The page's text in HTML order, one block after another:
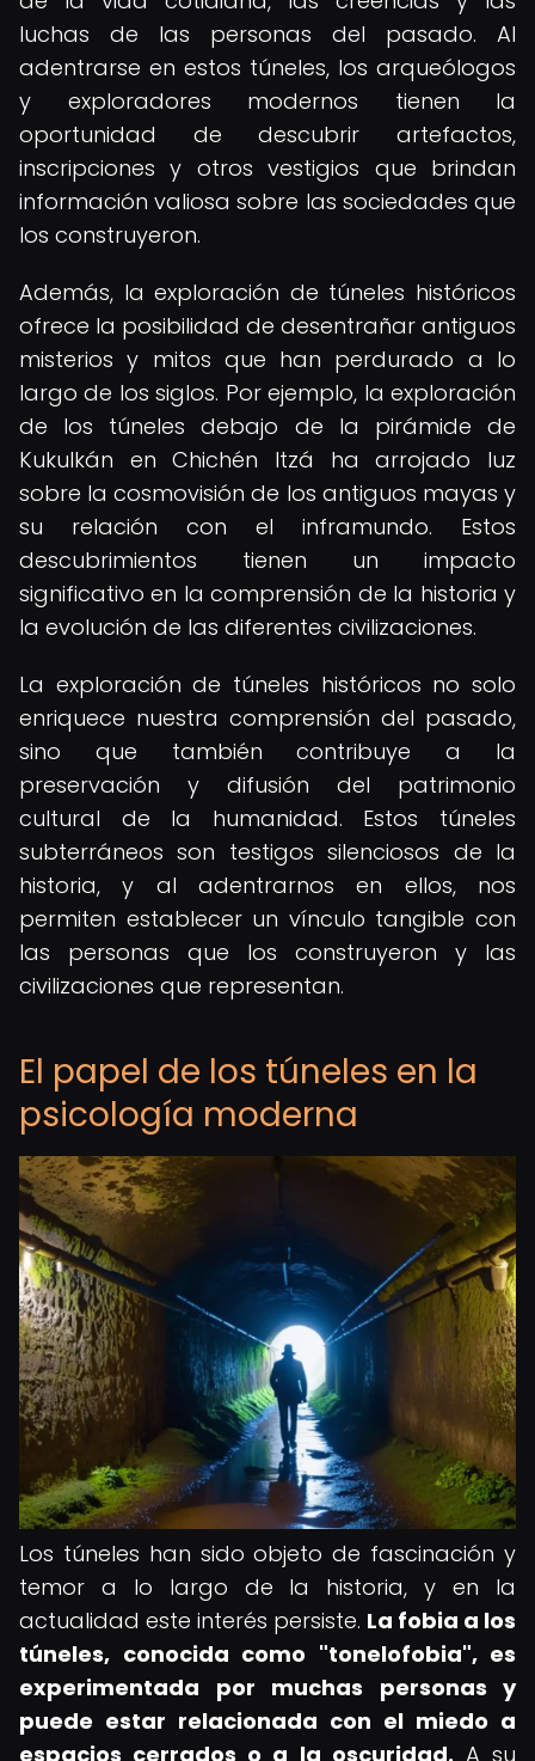
luchas de las personas del pasado. Al
adentrarse en estos túneles, los arqueólogos
y exploradores modernos tienen la
oportunidad de descubrir artefactos,
inscripciones y otros vestigios que brindan
información valiosa sobre las sociedades que
los construyeron.
Además, la exploración de túneles históricos
ofrece la posibilidad de desentrañar antiguos
misterios y mitos que han perdurado a lo
largo de los siglos. Por ejemplo, la exploración
de los túneles debajo de la pirámide de
Kukulkán en Chichén Itzá ha arrojado luz
sobre la cosmovisión de los antiguos mayas y
su relación con el inframundo. Estos
descubrimientos tienen un impacto
significativo en la comprensión de la historia y
la evolución de las diferentes civilizaciones.
La exploración de túneles históricos no solo
enriquece nuestra comprensión del pasado,
sino que también contribuye a la
preservación y difusión del patrimonio
cultural de la humanidad. Estos túneles
subterráneos son testigos silenciosos de la
historia, y al adentrarnos en ellos, nos
permiten establecer un vínculo tangible con
las personas que los construyeron y las
civilizaciones que representan.
El papel de los túneles en la
psicología moderna
Los túneles han sido objeto de fascinación y
temor a lo largo de la historia, y en la
actualidad este interés persiste. La fobia a los
túneles, conocida como "tonelofobia", es
experimentada por muchas personas y
puede estar relacionada con el miedo a
espacios cerrados o a la oscuridad. A su